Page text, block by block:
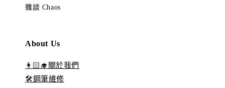
雜談 Chaos
About Us
👩🏻‍🎓關於我們
🛠️鋼筆維修